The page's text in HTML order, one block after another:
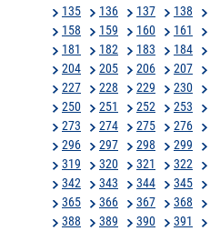
135
136 137 138
158
159 160 161
181
182 183 184
204
205 206 207
227
228 229 230
250
251 252 253
273
274 275 276
296
297 298 299
319
320 321 322
342
343 344 345
365
366 367 368
388
389 390 391